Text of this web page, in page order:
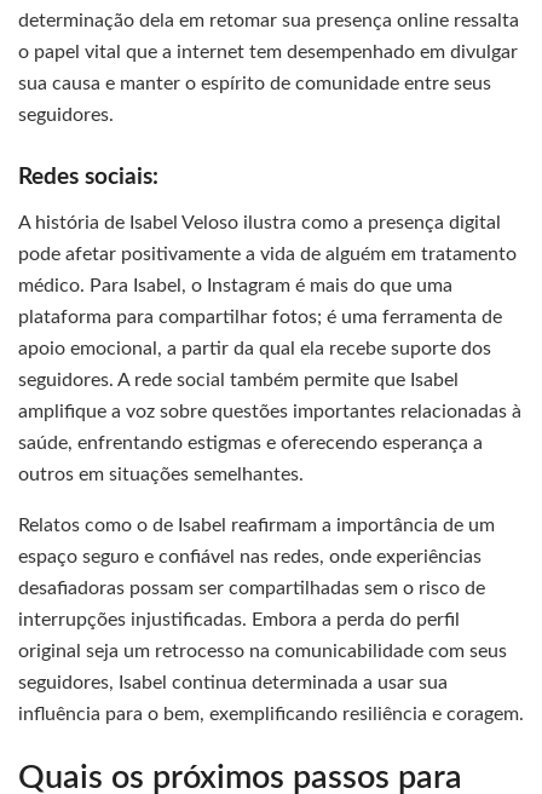
determinação dela em retomar sua presença online ressalta
o papel vital que a internet tem desempenhado em divulgar
sua causa e manter o espírito de comunidade entre seus
seguidores.
Redes sociais:
A história de Isabel Veloso ilustra como a presença digital
pode afetar positivamente a vida de alguém em tratamento
médico. Para Isabel, o Instagram é mais do que uma
plataforma para compartilhar fotos; é uma ferramenta de
apoio emocional, a partir da qual ela recebe suporte dos
seguidores. A rede social também permite que Isabel
amplifique a voz sobre questões importantes relacionadas à
saúde, enfrentando estigmas e oferecendo esperança a
outros em situações semelhantes.
Relatos como o de Isabel reafirmam a importância de um
espaço seguro e confiável nas redes, onde experiências
desafiadoras possam ser compartilhadas sem o risco de
interrupções injustificadas. Embora a perda do perfil
original seja um retrocesso na comunicabilidade com seus
seguidores, Isabel continua determinada a usar sua
influência para o bem, exemplificando resiliência e coragem.
Quais os próximos passos para